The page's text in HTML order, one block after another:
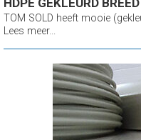
TOM SOLD heeft mooie
Lees meer...